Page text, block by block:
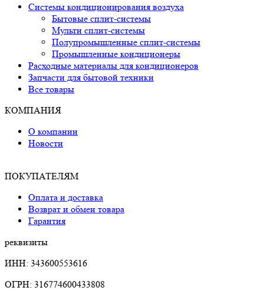
Системы кондиционирования воздуха
Бытовые сплит-системы
Мульти сплит-системы
Полупромышленные сплит-системы
Промышленные кондиционеры
Расходные материалы для кондиционеров
Запчасти для бытовой техники
Все товары
КОМПАНИЯ
О компании
Новости
ПОКУПАТЕЛЯМ
Оплата и доставка
Возврат и обмен товара
Гарантия
реквизиты
ИНН: 343600553616
ОГРН: 316774600433808